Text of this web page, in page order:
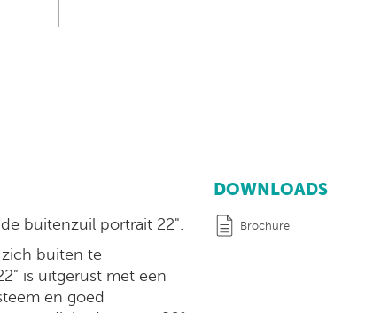
DOWNLOADS
Brochure
buitenzuil portrait 22".
buiten te
is uitgerust met een
en goed